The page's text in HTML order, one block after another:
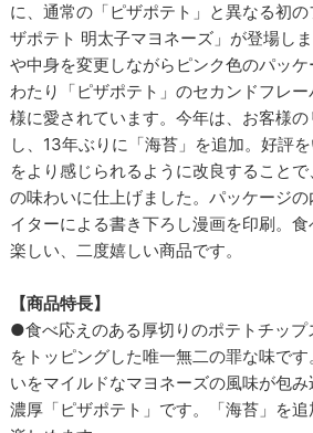
に、通常の「ピザポテト」と異なる初
ザポテト 明太子マヨネーズ」が登場し
や中身を変更しながらピンク色のパッ
わたり「ピザポテト」のセカンドフレ
様に愛されています。今年は、お客様の
し、13年ぶりに「海苔」を追加。好評
をより感じられるように改良すること
の味わいに仕上げました。パッケージ
イターによる書き下ろし漫画を印刷。
楽しい、二度嬉しい商品です。
【商品特長】
●食べ応えのある厚切りのポテトチップ
をトッピングした唯一無二の罪な味で
いをマイルドなマヨネーズの風味が包
濃厚「ピザポテト」です。「海苔」を